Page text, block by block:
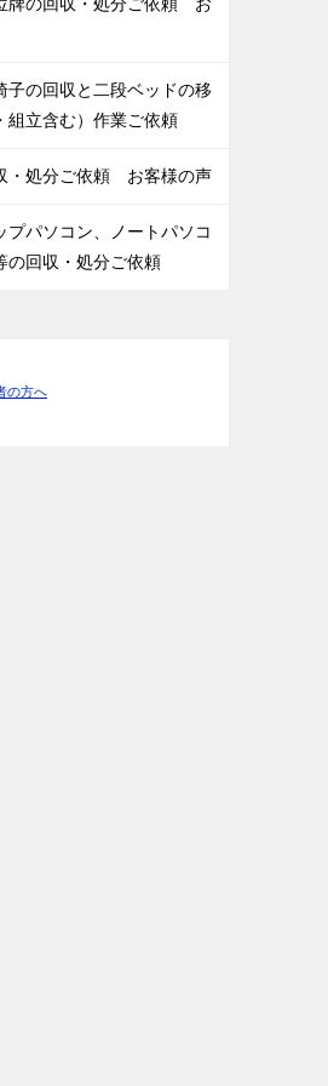
子の回収と二段ベッドの移
組立含む）作業ご依頼
・処分ご依頼 お客様の声
プパソコン、ノートパソコ
の回収・処分ご依頼
の方へ